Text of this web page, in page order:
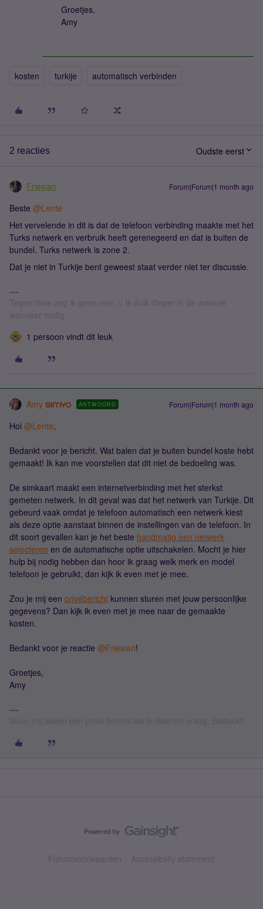
Groetjes,
Amy
kosten turkije automatisch verbinden
2 reacties Oudste eerst
Friesian Forum|Forum|1 month ago
Beste ​ @Lente
Het vervelende in dit is dat de telefoon verbinding maakte met het
Turks netwerk en verbruik heeft gerenegeerd en dat is buiten de
bundel. Turks netwerk is zone 2.
Dat je niet in Turkije bent geweest staat verder niet ter discussie.
Tegen thee zeg ik geen nee. // Ik duik dieper in de materie
wanneer nodig.
1 persoon vindt dit leuk
Amy ANTWOORD Forum|Forum|1 month ago
Hoi ​ @Lente,
Bedankt voor je bericht. Wat balen dat je buiten bundel koste hebt
gemaakt! Ik kan me voorstellen dat dit niet de bedoeling was.
De simkaart maakt een internetverbinding met het sterkst
gemeten netwerk. In dit geval was dat het netwerk van Turkije. Dit
gebeurd vaak omdat je telefoon automatisch een netwerk kiest
als deze optie aanstaat binnen de instellingen van de telefoon. In
dit soort gevallen kan je het beste handmatig een netwerk
selecteren en de automatische optie uitschakelen. Mocht je hier
hulp bij nodig hebben dan hoor ik graag welk merk en model
telefoon je gebruikt, dan kijk ik even met je mee.
Zou je mij een privébericht kunnen sturen met jouw persoonlijke
gegevens? Dan kijk ik even met je mee naar de gemaakte
kosten.
Bedankt voor je reactie ​ @Friesian!
Groetjes,
Amy
Forumvoorwaarden Accessibility statement